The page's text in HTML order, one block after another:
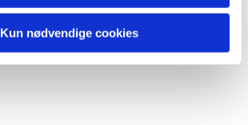
Kun nødvendige cookies